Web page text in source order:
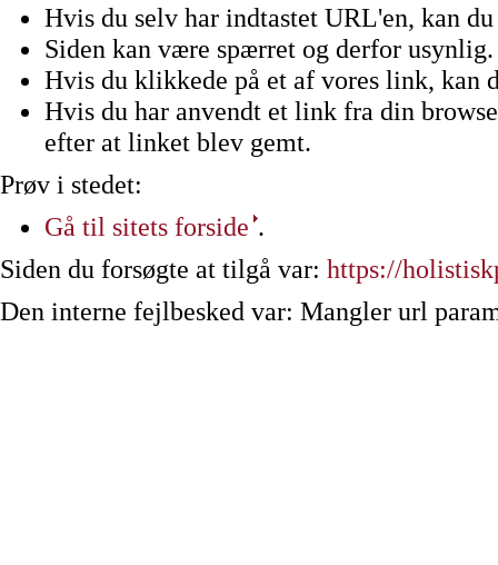
Hvis du selv har indtastet URL'en, kan
Siden kan være spærret og derfor usynlig.
Hvis du klikkede på et af vores link, kan
Hvis du har anvendt et link fra din
efter at linket blev gemt.
Prøv i stedet:
Gå til sitets forside .
Siden du forsøgte at tilgå var: https://
Den interne fejlbesked var: Mangler url